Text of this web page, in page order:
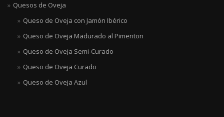
Quesos de Oveja
Queso de Oveja con Jamón Ibérico
Queso de Oveja Madurado al Pimenton
Queso de Oveja Semi-Curado
Queso de Oveja Curado
Queso de Oveja Azul